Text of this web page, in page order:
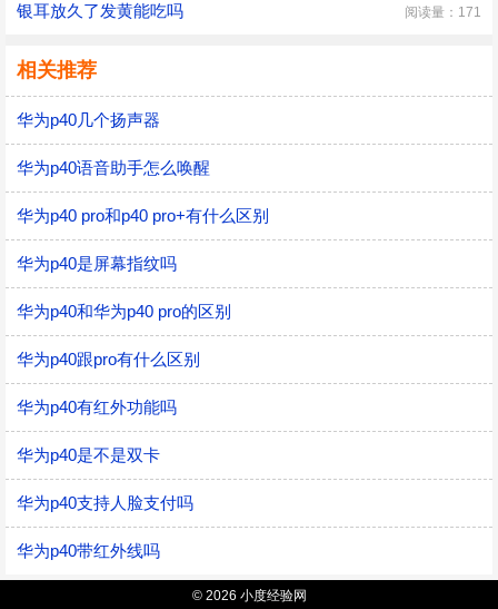
银耳放久了发黄能吃吗 阅读量：171
相关推荐
华为p40几个扬声器
华为p40语音助手怎么唤醒
华为p40 pro和p40 pro+有什么区别
华为p40是屏幕指纹吗
华为p40和华为p40 pro的区别
华为p40跟pro有什么区别
华为p40有红外功能吗
华为p40是不是双卡
华为p40支持人脸支付吗
华为p40带红外线吗
© 2026 小度经验网